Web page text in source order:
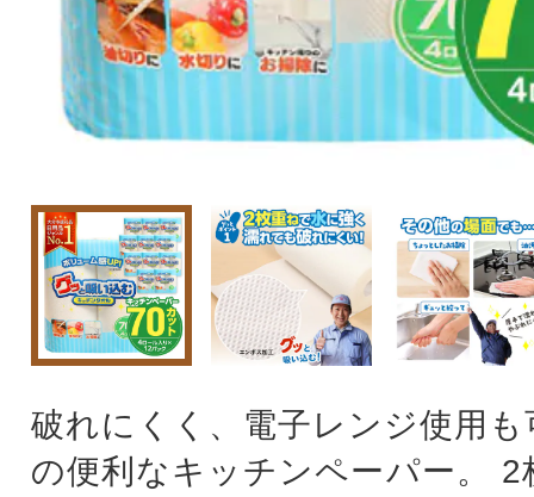
破れにくく、電子レンジ使用も
の便利なキッチンペーパー。 2